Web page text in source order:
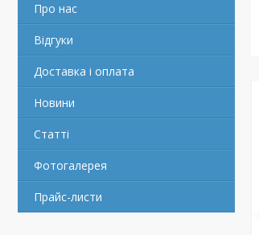
Про нас
Відгуки
Доставка і оплата
Новини
Статті
Фотогалерея
Прайс-листи